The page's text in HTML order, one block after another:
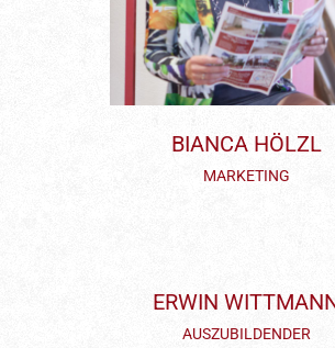
BIANCA HÖLZL
MARKETING
ERWIN
AUSZUBILDENDER